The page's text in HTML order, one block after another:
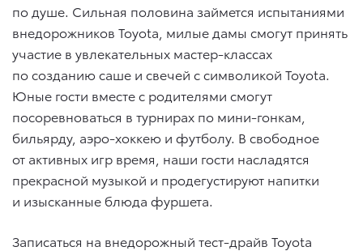
по душе. Сильная половина займется испытаниями
внедорожников Toyota, милые дамы смогут принять
участие в увлекательных мастер-классах
по созданию саше и свечей с символикой Toyota.
Юные гости вместе с родителями смогут
посоревноваться в турнирах по мини-гонкам,
бильярду, аэро-хоккею и футболу. В свободное
от активных игр время, наши гости насладятся
прекрасной музыкой и продегустируют напитки
и изысканные блюда фуршета.
Записаться на внедорожный тест-драйв Toyota